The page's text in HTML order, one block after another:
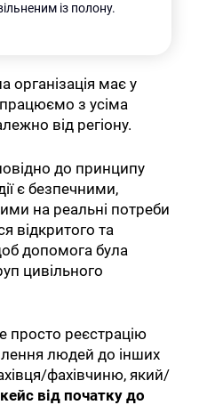
із полону.
організація має у
з усіма
від регіону.
до принципу
є безпечними,
на реальні потреби
відкритого та
допомога була
цивільного
просто реєстрацію
людей до інших
фахівчиню, який/
від початку до